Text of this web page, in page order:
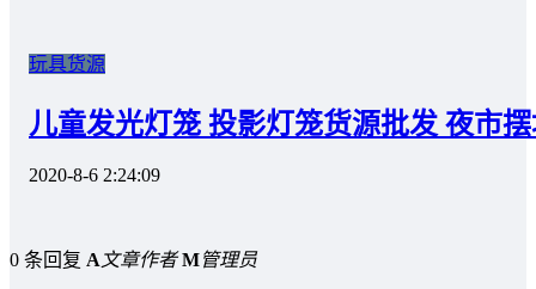
玩具货源
儿童发光灯笼 投影灯笼货源批发 夜市
2020-8-6 2:24:09
0 条回复 A文章作者 M管理员